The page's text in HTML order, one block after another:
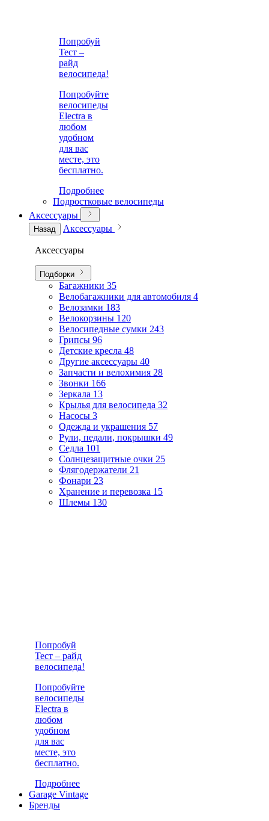
Попробуй
Тест –
райд
велосипеда!
Попробуйте
велосипеды
Electra в
любом
удобном
для вас
месте, это
бесплатно.
Подробнее
Подростковые велосипеды
Аксессуары
Назад Аксессуары
Аксессуары
Подборки
Багажники 35
Велобагажники для автомобиля 4
Велозамки 183
Велокорзины 120
Велосипедные сумки 243
Грипсы 96
Детские кресла 48
Другие аксессуары 40
Запчасти и велохимия 28
Звонки 166
Зеркала 13
Крылья для велосипеда 32
Насосы 3
Одежда и украшения 57
Рули, педали, покрышки 49
Седла 101
Солнцезащитные очки 25
Флягодержатели 21
Фонари 23
Хранение и перевозка 15
Шлемы 130
Попробуй
Тест – райд
велосипеда!
Попробуйте
велосипеды
Electra в
любом
удобном
для вас
месте, это
бесплатно.
Подробнее
Garage Vintage
Бренды